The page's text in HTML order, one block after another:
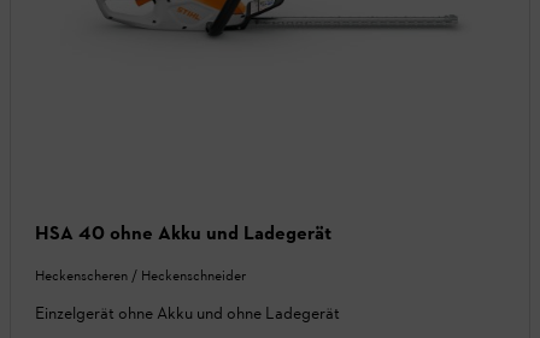
HSA 40 ohne Akku und Ladegerät
Heckenscheren / Heckenschneider
Einzelgerät ohne Akku und ohne Ladegerät